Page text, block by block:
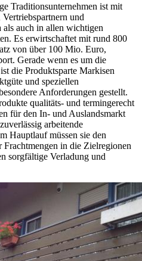
Traditionsunternehmen ist mit
und
auch in allen wichtigen
Es erwirtschaftet mit rund 800
von über 100 Mio. Euro,
Gerade wenn es um die
die Produktsparte Markisen
und speziellen
Anforderungen gestellt.
qualitäts- und termingerecht
für den In- und Auslandsmarkt
arbeitende
Hauptlauf müssen sie den
in die Zielregionen
sorgfältige Verladung und